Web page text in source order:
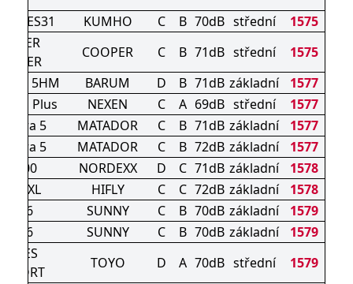
ES31
KUMHO C B 70dB střední
1575
COOPER C B 71dB střední
1575
5HM
BARUM D B 71dB základní
1577
HD Plus
NEXEN C A 69dB střední
1577
5
MATADOR C B 71dB základní
1577
5
MATADOR C B 72dB základní
1577
NORDEXX D C 71dB základní
1578
XL
HIFLY C C 72dB základní
1578
SUNNY C B 70dB základní
1579
SUNNY C B 70dB základní
1579
TOYO D A 70dB střední
1579